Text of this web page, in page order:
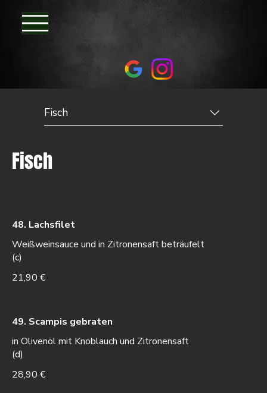
Fisch
Fisch
48. Lachsfilet
Weißweinsauce und in Zitronensaft beträufelt
(c)
21,90 €
49. Scampis gebraten
in Olivenöl mit Knoblauch und Zitronensaft
(d)
28,90 €